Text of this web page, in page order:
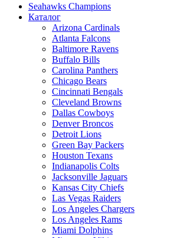
Seahawks Champions
Каталог
Arizona Cardinals
Atlanta Falcons
Baltimore Ravens
Buffalo Bills
Carolina Panthers
Chicago Bears
Cincinnati Bengals
Cleveland Browns
Dallas Cowboys
Denver Broncos
Detroit Lions
Green Bay Packers
Houston Texans
Indianapolis Colts
Jacksonville Jaguars
Kansas City Chiefs
Las Vegas Raiders
Los Angeles Chargers
Los Angeles Rams
Miami Dolphins